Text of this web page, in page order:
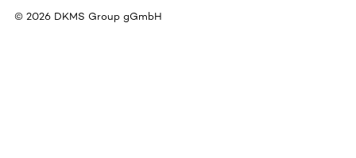
© 2026 DKMS Group gGmbH